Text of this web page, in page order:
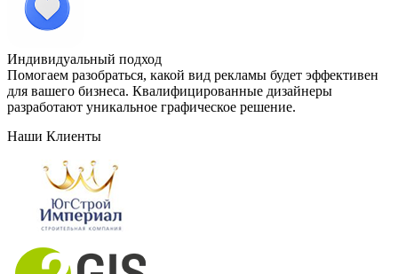
Индивидуальный подход
Помогаем разобраться, какой вид рекламы будет эффективен
для вашего бизнеса. Квалифицированные дизайнеры
разработают уникальное графическое решение.
Наши Клиенты